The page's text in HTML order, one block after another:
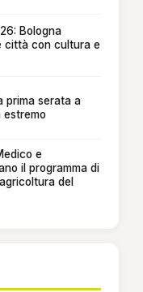
Bologna
città con cultura e
prima serata a
estremo
e
il programma di
del